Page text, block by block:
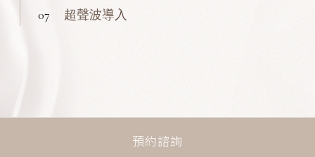
07
超聲波導入
預約諮詢